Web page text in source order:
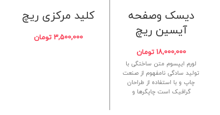
دیسک وصفحه
آیسین ریچ
18,000,000 تومان
لورم ایپسوم متن ساختگی با
تولید سادگی نامفهوم از صنعت
چاپ و با استفاده از طراحان
گرافیک است چاپگرها و
کلید مرکزی ریچ
3,500,000 تومان